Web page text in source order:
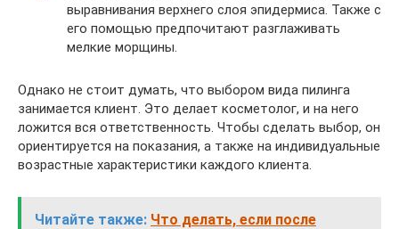
выравнивания верхнего слоя эпидермиса. Также с
его помощью предпочитают разглаживать
мелкие морщины.
Однако не стоит думать, что выбором вида пилинга
занимается клиент. Это делает косметолог, и на него
ложится вся ответственность. Чтобы сделать выбор, он
ориентируется на показания, а также на индивидуальные
возрастные характеристики каждого клиента.
Читайте также: Что делать, если после